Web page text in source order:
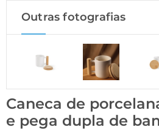
Outras fotografias
Caneca de
e pega dupla de